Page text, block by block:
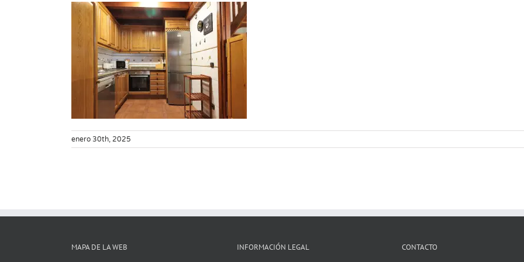
enero 30th, 2025
MAPA DE LA WEB INFORMACIÓN LEGAL CONTACTO